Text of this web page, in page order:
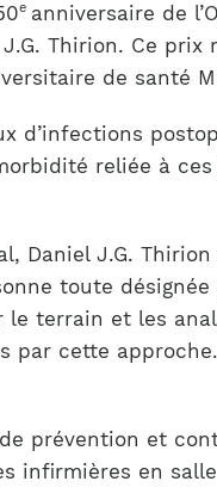
e anniversaire de
Thirion. Ce
de santé
reliée à
Daniel J.G.
toute
terrain et les
cette
prévention et
en